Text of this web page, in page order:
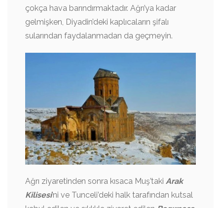
çokça hava barındırmaktadır. Ağrı’ya kadar
gelmişken, Diyadin’deki kaplıcaların şifalı
sularından faydalanmadan da geçmeyin.
Ağrı ziyaretinden sonra kısaca Muş’taki Arak
Kilisesi’ni ve Tunceli’deki halk tarafından kutsal